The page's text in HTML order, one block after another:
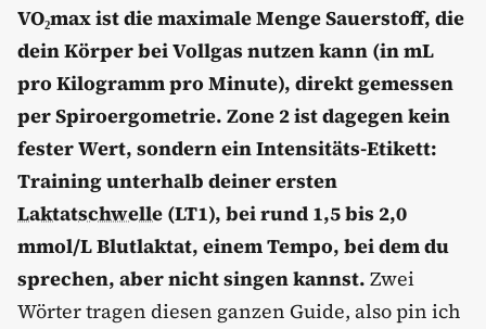
VO₂max ist die maximale Menge Sauerstoff, die
dein Körper bei Vollgas nutzen kann (in mL
pro Kilogramm pro Minute), direkt gemessen
per Spiroergometrie. Zone 2 ist dagegen kein
fester Wert, sondern ein Intensitäts-Etikett:
Training unterhalb deiner ersten
Laktatschwelle (LT1), bei rund 1,5 bis 2,0
mmol/L Blutlaktat, einem Tempo, bei dem du
sprechen, aber nicht singen kannst. Zwei
Wörter tragen diesen ganzen Guide, also pin ich